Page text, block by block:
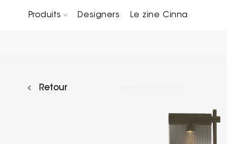
Produits Designers Le zine Cinna
Retour